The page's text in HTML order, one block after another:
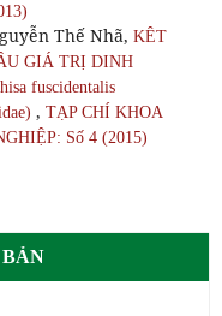
Thế Nhã, KÊT
GIÁ TRỊ DINH
fuscidentalis
, TẠP CHÍ KHOA
Số 4 (2015)